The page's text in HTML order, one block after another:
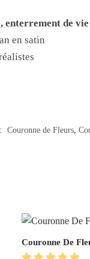
de
en satin
Couronne de Fleurs,
Couronne De